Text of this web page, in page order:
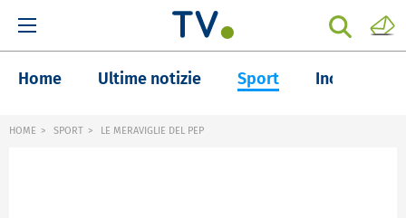
Home Ultime notizie Sport Inchieste
HOME SPORT LE MERAVIGLIE DEL PEP